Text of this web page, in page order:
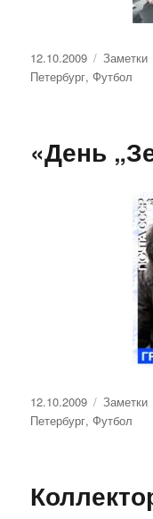
Опубликовано
12.10.2009 Рубрики
Заметки
Петербург,Футбол
«День
Опубликовано
12.10.2009 Рубрики
Заметки
Петербург,Футбол